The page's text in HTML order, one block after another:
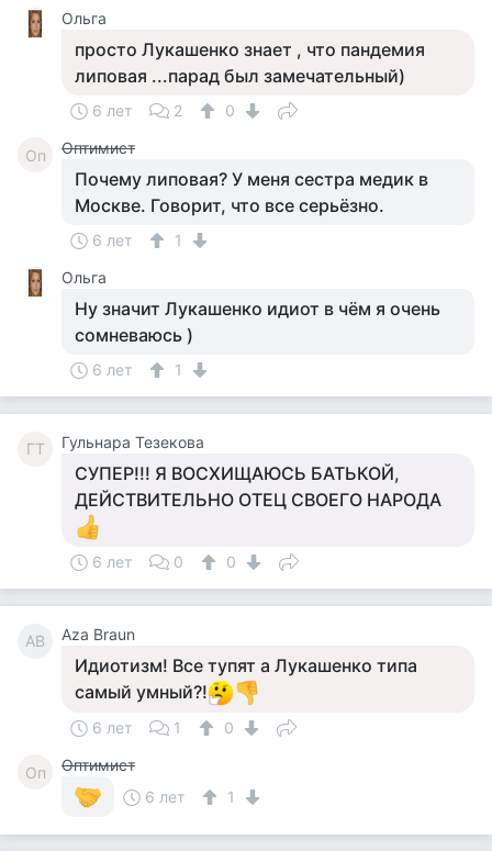
Ольга
просто Лукашенко знает , что пандемия
липовая ...парад был замечательный)
6 лет 2 0
Оп Оптимист
Почему липовая? У меня сестра медик в
Москве. Говорит, что все серьёзно.
6 лет
1
Ольга
Ну значит Лукашенко идиот в чём я очень
сомневаюсь )
6 лет 1
ГТ Гульнара Тезекова
СУПЕР!!! Я ВОСХИЩАЮСЬ БАТЬКОЙ,
ДЕЙСТВИТЕЛЬНО ОТЕЦ СВОЕГО НАРОДА
6 лет 0 0
AB Aza Braun
Идиотизм! Все тупят а Лукашенко типа
самый умный?!
6 лет 1 0
Оп
Оптимист
6 лет
1